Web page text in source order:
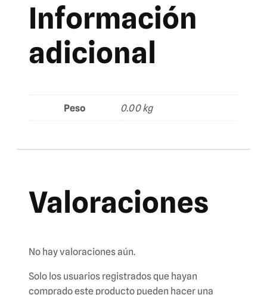
Información
adicional
Peso 0.00 kg
Valoraciones
No hay valoraciones aún.
Solo los usuarios registrados que hayan
comprado este producto pueden hacer una